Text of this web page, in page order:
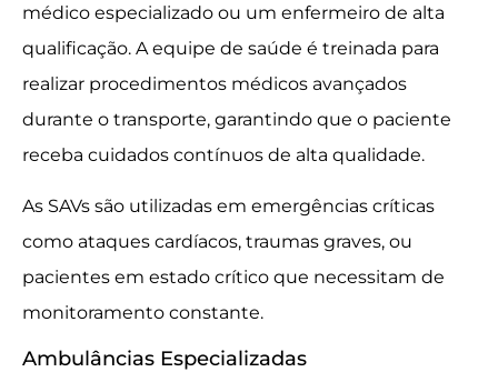
médico especializado ou um enfermeiro de alta
qualificação. A equipe de saúde é treinada para
realizar procedimentos médicos avançados
durante o transporte, garantindo que o paciente
receba cuidados contínuos de alta qualidade.
As SAVs são utilizadas em emergências críticas
como ataques cardíacos, traumas graves, ou
pacientes em estado crítico que necessitam de
monitoramento constante.
Ambulâncias Especializadas